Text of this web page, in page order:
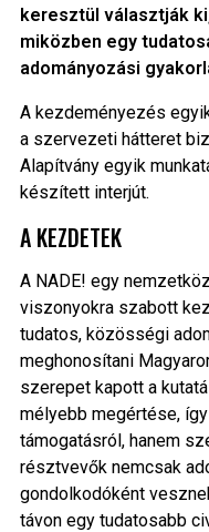
keresztül választják
miközben egy
adományozási
A kezdeményezés
a szervezeti hátteret
Alapítvány egyik
készített interjút.
A KEZDETEK
A NADE! egy
viszonyokra szabott
tudatos, közösségi
meghonosítani
szerepet kapott a
mélyebb megértése,
támogatásról, hanem
résztvevők nemcsak
gondolkodóként
távon egy tudatosabb